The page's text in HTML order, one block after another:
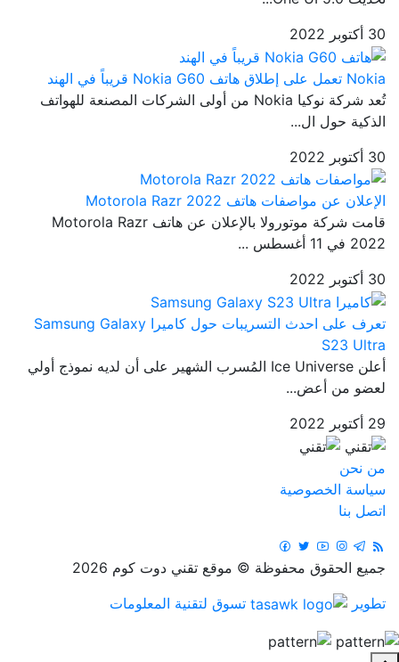
30 أكتوبر 2022
Nokia تعمل على إطلاق هاتف Nokia G60 قريباً في الهند
تُعد شركة نوكيا Nokia من أولى الشركات المصنعة للهواتف
الذكية حول ال...
30 أكتوبر 2022
الإعلان عن مواصفات هاتف Motorola Razr 2022
قامت شركة موتورولا بالإعلان عن هاتف Motorola Razr
2022 في 11 أغسطس ...
30 أكتوبر 2022
تعرف على احدث التسريبات حول كاميرا Samsung Galaxy
S23 Ultra
أعلن Ice Universe المُسرب الشهير على أن لديه نموذج أولي
لعضو من أعض...
29 أكتوبر 2022
من نحن
سياسة الخصوصية
اتصل بنا
جميع الحقوق محفوظة © موقع تقني دوت كوم 2026
تطوير
تسوق لتقنية المعلومات